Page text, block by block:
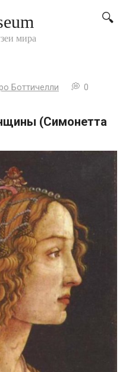
мира
Боттичелли
0
(Симонетта